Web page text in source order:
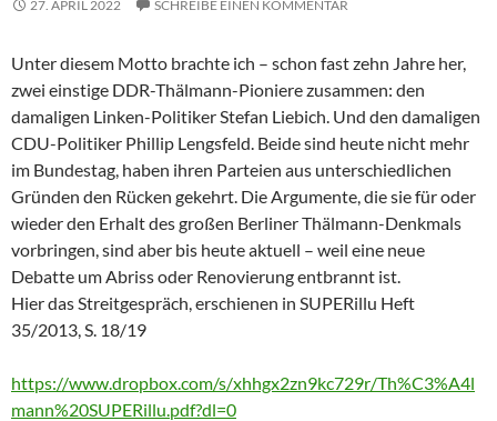
27. APRIL 2022 SCHREIBE EINEN KOMMENTAR
Unter diesem Motto brachte ich – schon fast zehn Jahre her,
zwei einstige DDR-Thälmann-Pioniere zusammen: den
damaligen Linken-Politiker Stefan Liebich. Und den damaligen
CDU-Politiker Phillip Lengsfeld. Beide sind heute nicht mehr
im Bundestag, haben ihren Parteien aus unterschiedlichen
Gründen den Rücken gekehrt. Die Argumente, die sie für oder
wieder den Erhalt des großen Berliner Thälmann-Denkmals
vorbringen, sind aber bis heute aktuell – weil eine neue
Debatte um Abriss oder Renovierung entbrannt ist.
Hier das Streitgespräch, erschienen in SUPERillu Heft
35/2013, S. 18/19
https://www.dropbox.com/s/xhhgx2zn9kc729r/Th%C3%A4l
mann%20SUPERillu.pdf?dl=0